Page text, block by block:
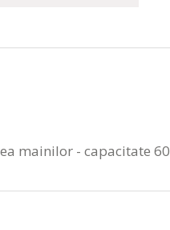
mainilor - capacitate